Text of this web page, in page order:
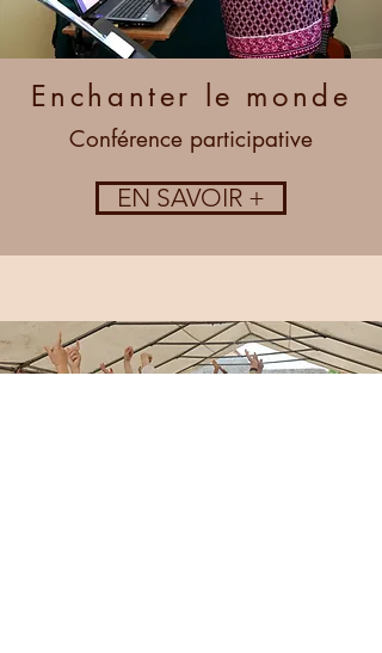
Enchanter le monde
Conférence participative
EN SAVOIR +